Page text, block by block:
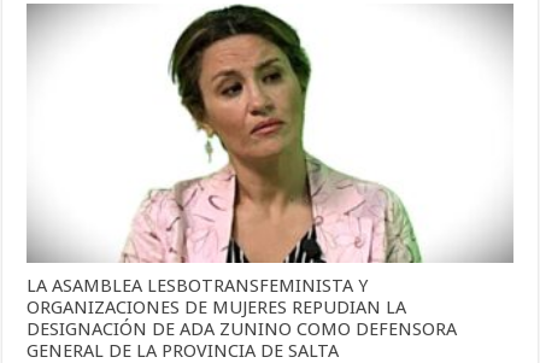
LA ASAMBLEA LESBOTRANSFEMINISTA Y
ORGANIZACIONES DE MUJERES REPUDIAN LA
DESIGNACIÓN DE ADA ZUNINO COMO DEFENSORA
GENERAL DE LA PROVINCIA DE SALTA